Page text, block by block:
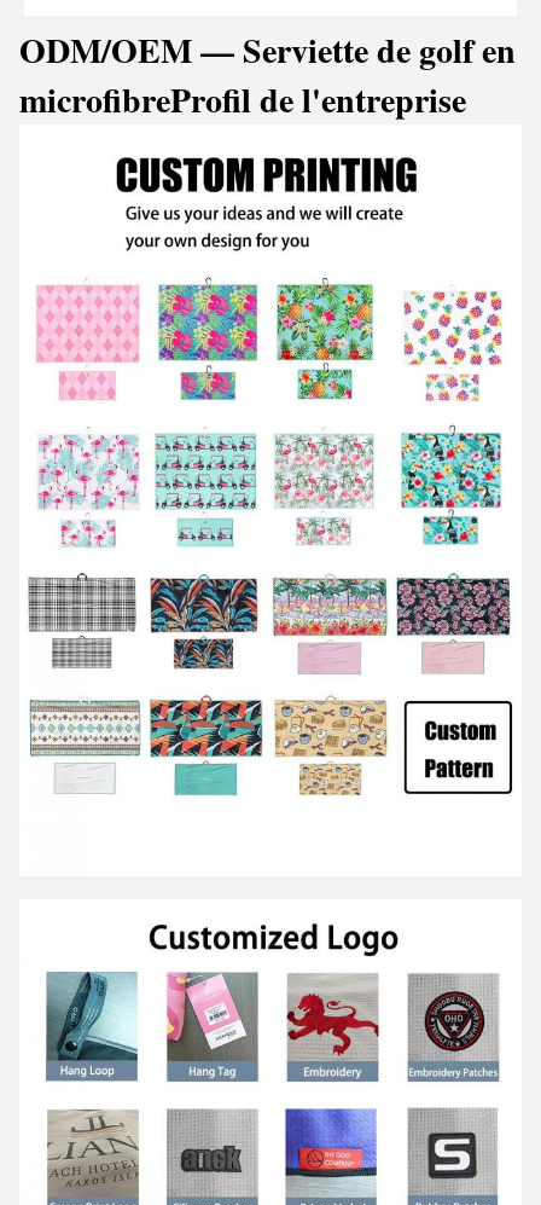
ODM/OEM — Serviette de golf en
microfibreProfil de l'entreprise